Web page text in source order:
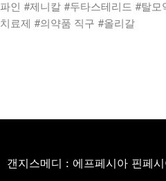
파인 #제니칼 #두타스테리드 #탈
치료제 #의약품 직구 #올리갈
갠지스메디 : 에프페시아 핀페